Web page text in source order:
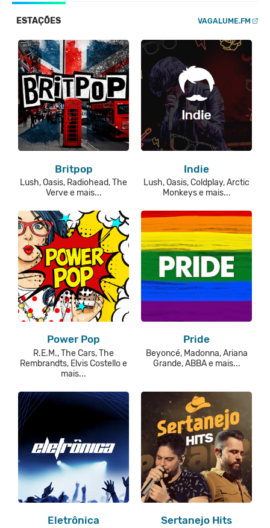
ESTAÇÕES VAGALUME.FM
Britpop
Lush, Oasis, Radiohead, The
Verve e mais...
Indie
Lush, Oasis, Coldplay, Arctic
Monkeys e mais...
Power Pop
R.E.M., The Cars, The
Rembrandts, Elvis Costello e
mais...
Pride
Beyoncé, Madonna, Ariana
Grande, ABBA e mais...
Eletrônica Sertanejo Hits